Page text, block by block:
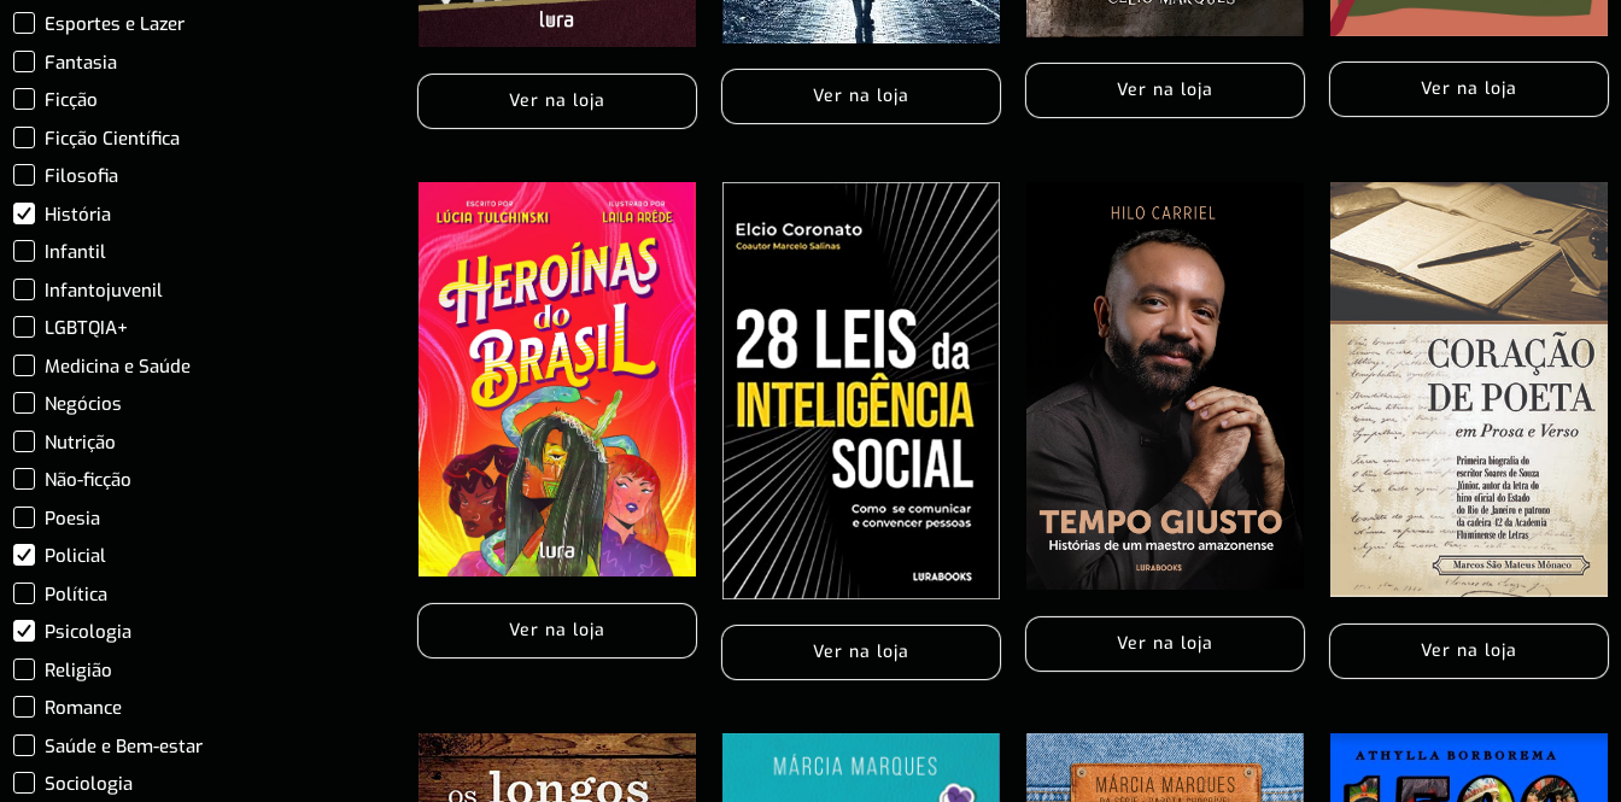
Esportes e Lazer
Fantasia
Ficção
Ficção Científica
Filosofia
História
Infantil
Infantojuvenil
LGBTQIA+
Medicina e Saúde
Negócios
Nutrição
Não-ficção
Poesia
Policial
Política
Psicologia
Religião
Romance
Saúde e Bem-estar
Sociologia
Ver na loja Ver na loja Ver na loja Ver na loja
Ver na loja
Ver na loja
Ver na loja Ver na loja